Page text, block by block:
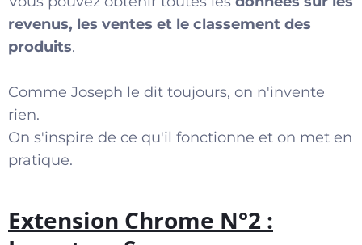
revenus, les ventes et le classement des
produits.
Comme Joseph le dit toujours, on n'invente
rien.
On s'inspire de ce qu'il fonctionne et on met en
pratique.
Extension Chrome N°2 :